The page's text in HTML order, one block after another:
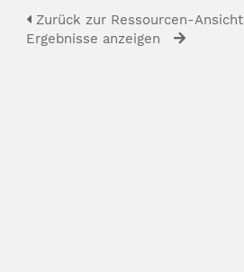
Zurück zur Ressourcen-Ansicht
Ergebnisse anzeigen